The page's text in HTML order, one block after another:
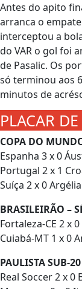
Antes do apito
arranca o
interceptou a
do VAR o gol foi
de Pasalic. Os
só terminou aos
minutos de
PLACAR
COPA DO
Espanha 3 x 0
Portugal 2 x 1
Suíça 2 x 0 Argélia
BRASILEIRÃO –
Fortaleza-CE 2 x
Cuiabá-MT 1 x 0
PAULISTA SUB-
Real Soccer 2 x 0